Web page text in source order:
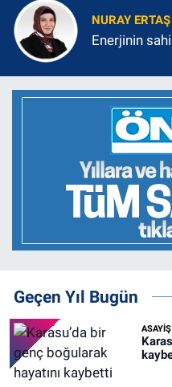
NURAY
Enerjinin
Geçen Yıl Bugün
ASAYİŞ